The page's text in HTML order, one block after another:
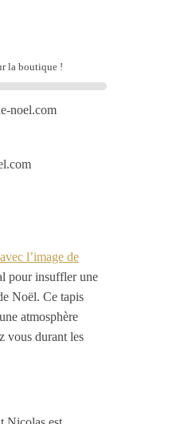
la boutique !
l’image de
pour insuffler une
Noël. Ce tapis
atmosphère
vous durant les